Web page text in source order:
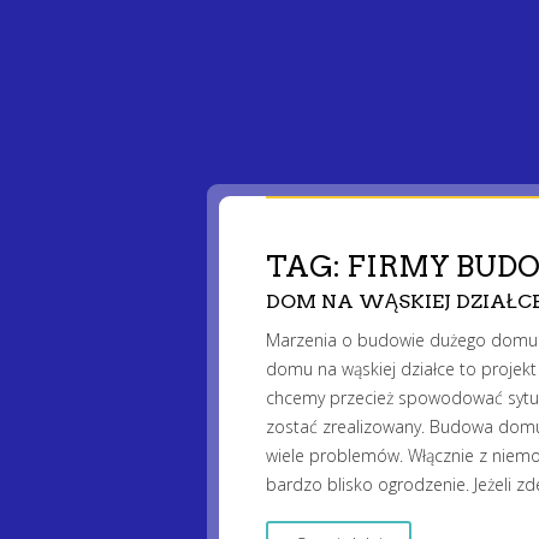
TAG: FIRMY
DOM NA WĄSKIEJ
Marzenia o budowie dużego
domu na wąskiej działce to
chcemy przecież spowodować
zostać zrealizowany. Budowa
wiele problemów. Włącznie z
bardzo blisko ogrodzenie. Jeżeli